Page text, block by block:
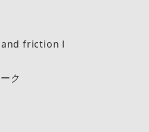
friction Ⅰ
ク